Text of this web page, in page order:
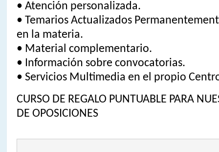
• Atención personalizada.
• Temarios Actualizados
en la materia.
• Material complementario.
• Información sobre convocatorias.
• Servicios Multimedia en el propio
CURSO DE REGALO PUNTUABLE PARA
DE OPOSICIONES